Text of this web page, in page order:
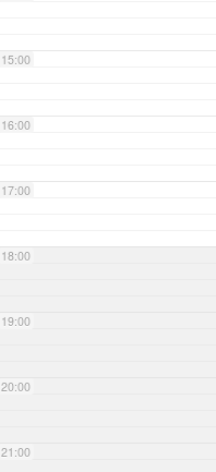
15:00
16:00
17:00
18:00
19:00
20:00
21:00